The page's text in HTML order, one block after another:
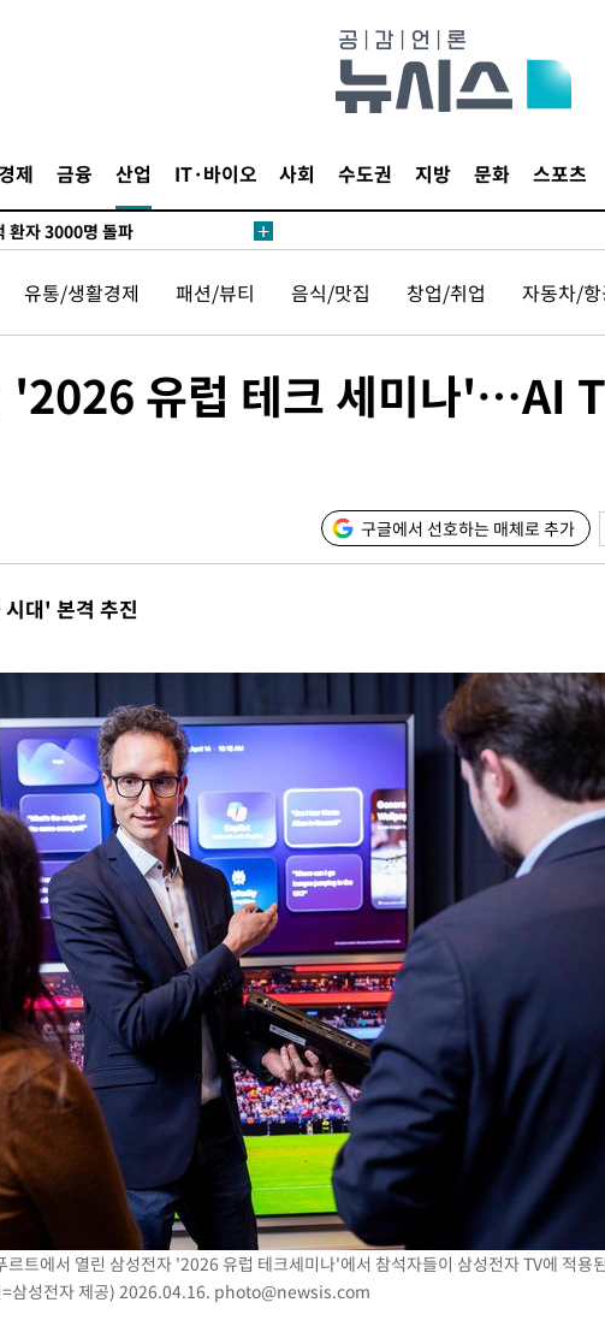
경제 금융 산업 IT·바이오 사회 수도권 지방 문화 스포츠
번호 7번 의미보단 팀 위해 뛸
권리당원 투표 김민석 승리
음 느꼈고, 많은 트로피 원해 아틀
환자 3000명 돌파
견…감정가 1.3억원
새 만에 숨진 채 발견
명 사망·1명 실종
도' 무더위, 열대야 계속[다음주
대 150㎜ 비
나스닥 1.3%↑
…美 배상 선행돼야"
누적 득표율 45.42%로 1위… 정
원투표…金 47.75%·鄭
등번호 7번 의미보단 팀 위해 뛸
권리당원 투표 김민석 승리
간당 30㎜ '강한 비'[내일날씨]
음 느꼈고, 많은 트로피 원해 아틀
일부 지역엔 호의주의보
환자 3000명 돌파
기고 담벼락 붕괴
견…감정가 1.3억원
닷새 만에 숨진 채 발견
팀' 일본과 한일전
명 사망·1명 실종
도' 무더위, 열대야 계속[다음주
과…쇄신의 기회로 삼겠다"
회 "실망과 걱정 안겨드려 죄송"
대 150㎜ 비
나스닥 1.3%↑
유통/생활경제 패션/뷰티 음식/맛집 창업/취업 자동차/
'2026 유럽 테크 세미나'…AI
구글에서 선호하는 매체로 추가
대' 본격 추진
트에서 열린 삼성전자 '2026 유럽 테크세미나'에서 참석자들이 삼성전자 TV에 적용
삼성전자 제공) 2026.04.16. photo@newsis.com